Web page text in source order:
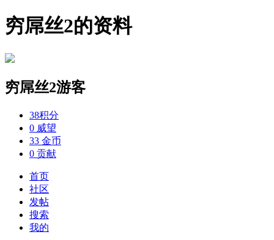
穷屌丝2的资料
穷屌丝2游客
38积分
0 威望
33 金币
0 贡献
首页
社区
发帖
搜索
我的